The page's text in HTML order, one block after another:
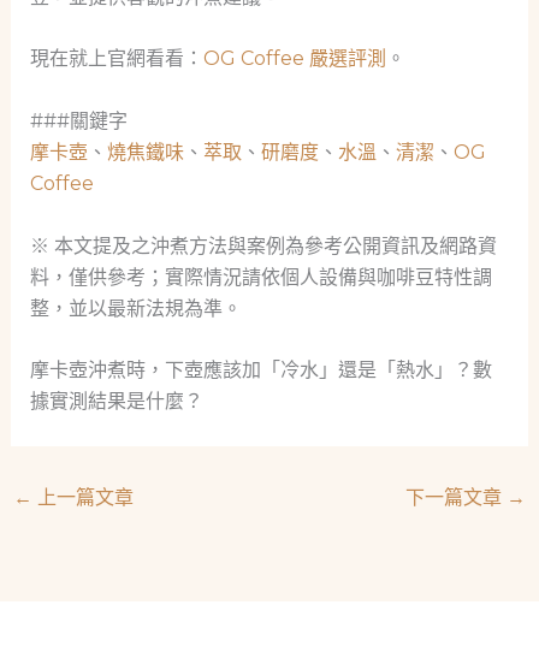
現在就上官網看看： OG Coffee 嚴選評測 。
###關鍵字
摩卡壺 、 燒焦鐵味、 萃取 、 研磨度、 水溫 、 清潔 、 OG
Coffee
※ 本文提及之沖煮方法與案例為參考公開資訊及網路資
料，僅供參考；實際情況請依個人設備與咖啡豆特性調
整，並以最新法規為準。
摩卡壺沖煮時，下壺應該加「冷水」還是「熱水」？數
據實測結果是什麼？
← 上一篇文章 下一篇文章 →